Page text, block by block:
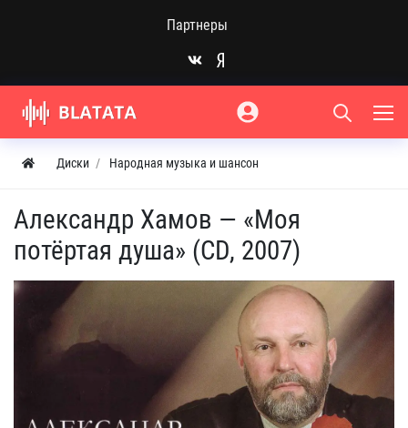
Партнеры
Диски Народная музыка и шансон
Александр Хамов — «Моя
потёртая душа» (CD, 2007)